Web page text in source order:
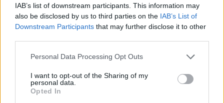
IAB’s list of downstream participants. This information may
also be disclosed by us to third parties on the IAB’s List of
Downstream Participants that may further disclose it to other
Please note that this website/app uses one or more Google
not limited to your visit or usage behaviour. You may click to
grant or deny consent to Google and its third-party tags to
use your data for below specified purposes in below Google
Personal Data Processing Opt Outs
I want to opt-out of the Sharing of my
personal data.
Opted In